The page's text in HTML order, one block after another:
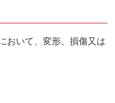
おいて、変形、損傷又は